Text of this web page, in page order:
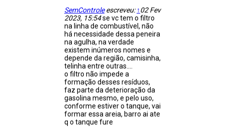
SemControleescreveu: ↑02 Fev
2023, 15:54se vc tem o filtro
na linha de combustível, não
há necessidade dessa peneira
na agulha, na verdade
existem inúmeros nomes e
depende da região, camisinha,
telinha entre outras....
o filtro não impede a
formação desses resíduos,
faz parte da deterioração da
gasolina mesmo, e pelo uso,
conforme estiver o tanque, vai
formar essa areia, barro ai ate
q o tanque fure